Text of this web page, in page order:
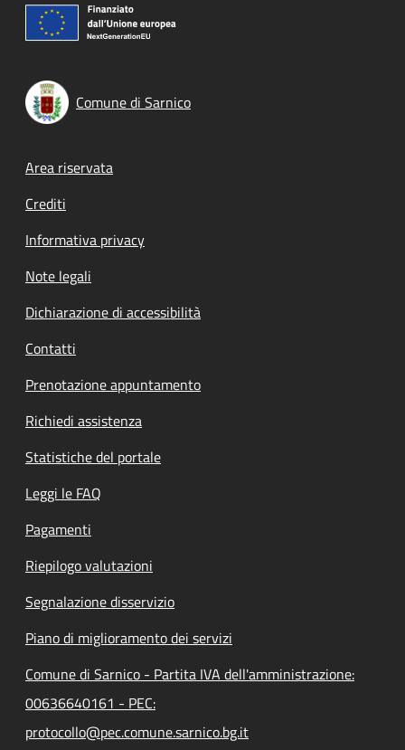
Comune di Sarnico
Footer menu
Area riservata
Crediti
Informativa privacy
Note legali
Dichiarazione di accessibilità
Contatti
Prenotazione appuntamento
Richiedi assistenza
Statistiche del portale
Leggi le FAQ
Pagamenti
Riepilogo valutazioni
Segnalazione disservizio
Piano di miglioramento dei servizi
Comune di Sarnico - Partita IVA dell'amministrazione:
00636640161 - PEC:
protocollo@pec.comune.sarnico.bg.it